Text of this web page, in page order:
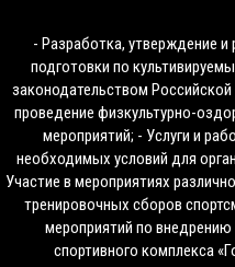
- Разработка, утверждение и
подготовки по
законодательством
проведение физкультурно-
мероприятий; - Услуги и
необходимых условий для
Участие в мероприятиях
тренировочных сборов
мероприятий по внедрению
спортивного комплекса